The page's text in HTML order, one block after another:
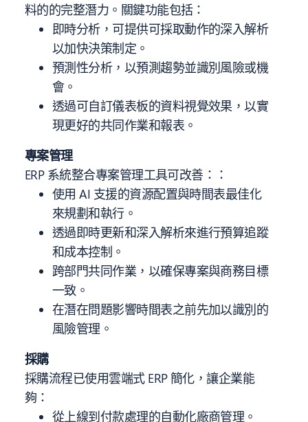
料的的完整潛力。關鍵功能包括：
即時分析，可提供可採取動作的深入解析
以加快決策制定。
預測性分析，以預測趨勢並識別風險或機
會。
透過可自訂儀表板的資料視覺效果，以實
現更好的共同作業和報表。
專案管理
ERP 系統整合專案管理工具可改善：：
使用 AI 支援的資源配置與時間表最佳化
來規劃和執行。
透過即時更新和深入解析來進行預算追蹤
和成本控制。
跨部門共同作業，以確保專案與商務目標
一致。
在潛在問題影響時間表之前先加以識別的
風險管理。
採購
採購流程已使用雲端式 ERP 簡化，讓企業能
夠：
從上線到付款處理的自動化廠商管理。